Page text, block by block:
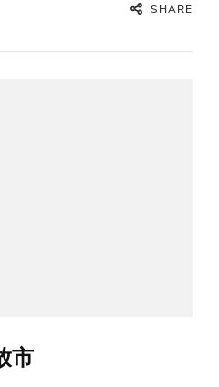
SHARE
市